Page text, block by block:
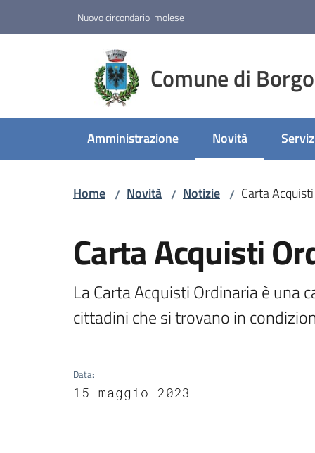
Nuovo circondario imolese
Comune di
Amministrazione Novità
Menu selezionato
Home / Novità / Notizie / Carta
Carta Acquisti
La Carta Acquisti Ordinaria è una
cittadini che si trovano in
Data:
15 maggio 2023